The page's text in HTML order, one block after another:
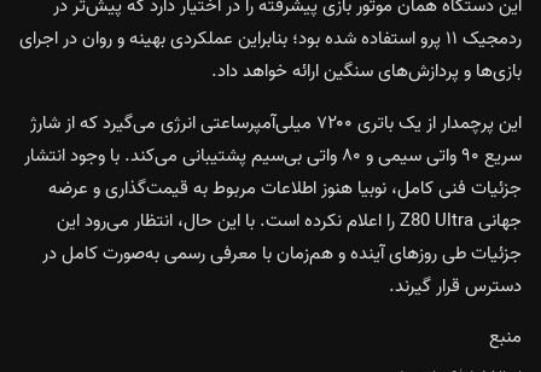
این دستگاه همان موتور بازی پیشرفته را در اختیار دارد که پیش‌تر در
ردمجیک ۱۱ پرو استفاده شده بود؛ بنابراین عملکردی بهینه و روان در اجرای
بازی‌ها و پردازش‌های سنگین ارائه خواهد داد.
این پرچمدار از یک باتری ۷۲۰۰ میلی‌آمپرساعتی انرژی می‌گیرد که از شارژ
سریع ۹۰ واتی سیمی و ۸۰ واتی بی‌سیم پشتیبانی می‌کند. با وجود انتشار
جزئیات فنی کامل، نوبیا هنوز اطلاعات مربوط به قیمت‌گذاری و عرضه
جهانی Z80 Ultra را اعلام نکرده است. با این حال، انتظار می‌رود این
جزئیات طی روزهای آینده و هم‌زمان با معرفی رسمی به‌صورت کامل در
دسترس قرار گیرند.
منبع